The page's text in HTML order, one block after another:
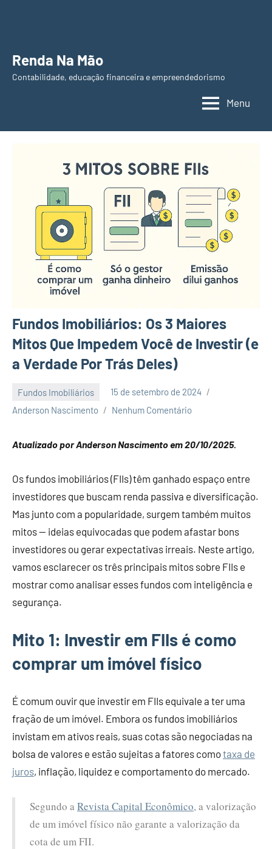
conteúdo
Renda Na Mão
Contabilidade, educação financeira e empreendedorismo
Menu
Fundos Imobiliários: Os 3 Maiores
Mitos Que Impedem Você de Investir (e
a Verdade Por Trás Deles)
Fundos Imobiliários
15 de setembro de 2024
Anderson Nascimento
Nenhum Comentário
Atualizado por Anderson Nascimento em 20/10/2025.
Os fundos imobiliários (FIIs) têm ganhado espaço entre
investidores que buscam renda passiva e diversificação.
Mas junto com a popularidade, surgem também muitos
mitos — ideias equivocadas que podem afastar bons
investidores ou gerar expectativas irreais. Neste artigo,
vamos esclarecer os três principais mitos sobre FIIs e
mostrar como analisar esses fundos com inteligência e
segurança.
Mito 1: Investir em FIIs é como
comprar um imóvel físico
É comum ouvir que investir em FIIs equivale a ter uma
fração de um imóvel. Embora os fundos imobiliários
invistam em ativos reais, suas cotas são negociadas na
bolsa de valores e estão sujeitas a fatores comotaxa de
juros, inflação, liquidez e comportamento do mercado.
Segundo aRevista Capital Econômico, a valorização
de um imóvel físico não garante a valorização da
cota de um FII.